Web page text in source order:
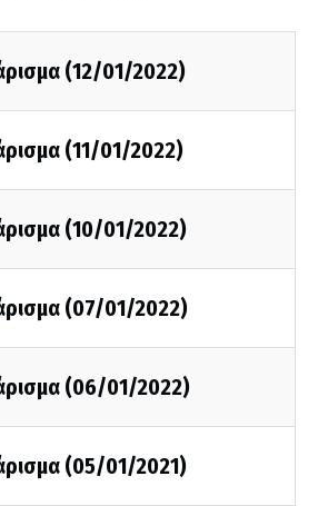
(12/01/2022)
(11/01/2022)
(10/01/2022)
(07/01/2022)
(06/01/2022)
(05/01/2021)